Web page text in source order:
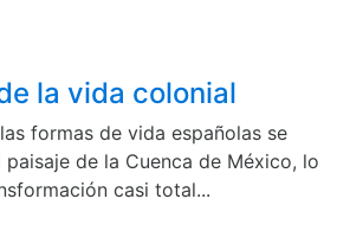
la vida colonial
formas de vida españolas se
de la Cuenca de México, lo
casi total...